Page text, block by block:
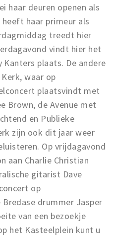
haar deuren openen als
haar primeur als
treedt hier
vindt hier het
plaats. De andere
waar op
plaatsvindt met
Brown, de Avenue met
en Publieke
zijn ook dit jaar weer
Op vrijdagavond
aan Charlie Christian
gitarist Dave
op
drummer Jasper
van een bezoekje
het Kasteelplein kunt u